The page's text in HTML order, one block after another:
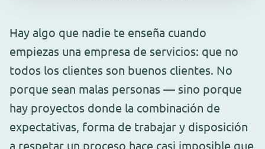
Hay algo que nadie te enseña cuando
empiezas una empresa de servicios: que no
todos los clientes son buenos clientes. No
porque sean malas personas — sino porque
hay proyectos donde la combinación de
expectativas, forma de trabajar y disposición
a respetar un proceso hace casi imposible que